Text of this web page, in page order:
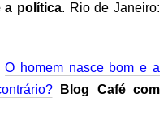
a política. Rio de Janeiro:
O homem nasce bom e a
Blog Café com